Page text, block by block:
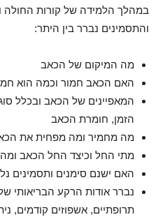
במהלך הלמידה של קורות החולה
והתסמינים נברר בין היתר:
מה המיקום של הכאב
האם הכאב חמור וכמה הוא
המאפיינים של הכאב ובכלל
הזמן, חומרת הכאב
מה מחמיר ומה מפחית את
מתי החל וכיצד החל הכאב ומה
האם ישנם סימנים ותסמינים
נברר אודות הרקע הבריאותי
תרופתיים, אשפוזים קודמים,